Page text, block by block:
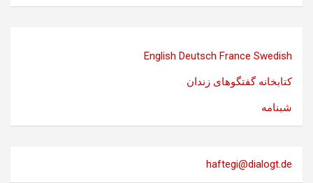
English Deutsch France Swedish
کتابخانه گفتگوهای زندان
شبنامه
haftegi@dialogt.de